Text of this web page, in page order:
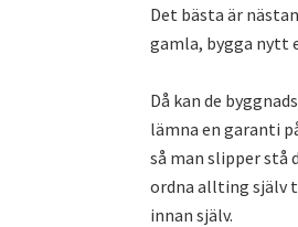
Det bästa är
gamla, bygga nytt
Då kan de
lämna en garanti
så man slipper stå
ordna allting själv
innan själv.